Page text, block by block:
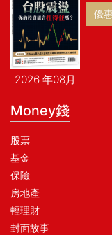
2026 年08月
優
Money錢
股票
基金
保險
房地產
輕理財
封面故事